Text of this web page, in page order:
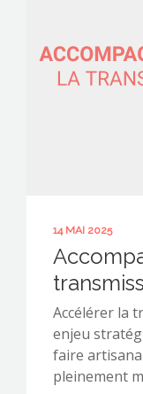
14 MAI 2025
Accélérer la
enjeu
faire
pleinement